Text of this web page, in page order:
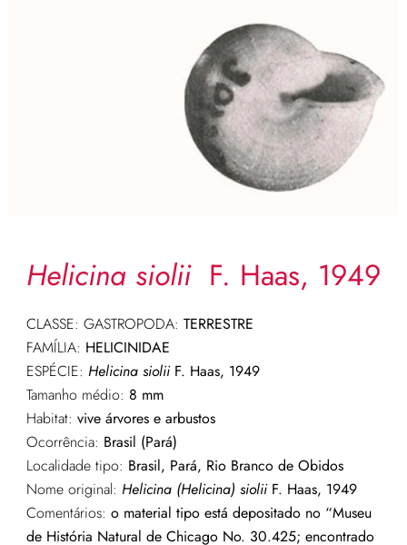
Helicina siolii F. Haas, 1949
CLASSE: GASTROPODA: TERRESTRE
FAMÍLIA: HELICINIDAE
ESPÉCIE: Helicina sioliiF. Haas, 1949
Tamanho médio: 8 mm
Habitat: vive árvores e arbustos
Ocorrência: Brasil (Pará)
Localidade tipo: Brasil, Pará, Rio Branco de Obidos
Nome original: Helicina (Helicina) sioliiF. Haas, 1949
Comentários: o material tipo está depositado no “Museu
de História Natural de Chicago No. 30.425; encontrado